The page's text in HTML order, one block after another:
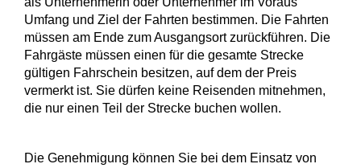
Umfang und Ziel der Fahrten bestimmen. Die Fahrten
müssen am Ende zum Ausgangsort zurückführen. Die
Fahrgäste müssen einen für die gesamte Strecke
gültigen Fahrschein besitzen, auf dem der Preis
vermerkt ist. Sie dürfen keine Reisenden mitnehmen,
die nur einen Teil der Strecke buchen wollen.
Die Genehmigung können Sie bei dem Einsatz von